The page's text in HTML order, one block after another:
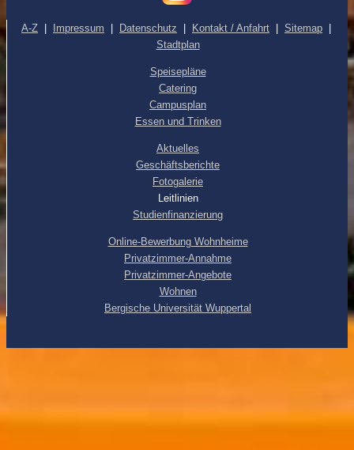
A-Z Impressum Datenschutz Kontakt / Anfahrt Sitemap
Stadtplan
Speisepläne
Catering
Campusplan
Essen und Trinken
Aktuelles
Geschäftsberichte
Fotogalerie
Leitlinien
Studienfinanzierung
Online-Bewerbung Wohnheime
Privatzimmer-Annahme
Privatzimmer-Angebote
Wohnen
Bergische Universität Wuppertal